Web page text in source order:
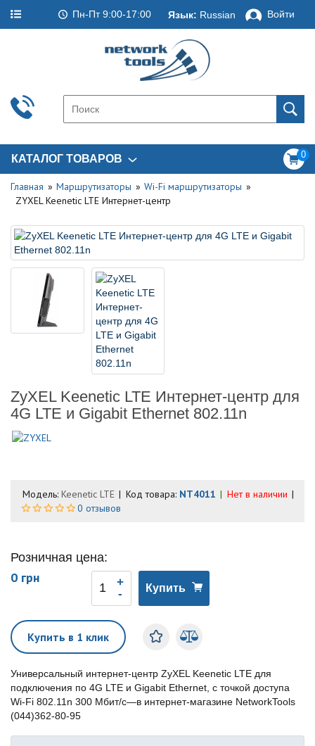
Пн-Пт 9:00-17:00 Язык: Russian Войти
КАТАЛОГ ТОВАРОВ 0
Главная Маршрутизаторы
Wi-Fi маршрутизаторы
ZYXEL Keenetic LTE Интернет-центр
ZyXEL Keenetic LTE Интернет-центр для
4G LTE и Gigabit Ethernet 802.11n
Модель: Keenetic LTE Код товара: NT4011
Нет в наличии
0 отзывов
Розничная цена:
0 грн
Купить
Купить в 1 клик
Универсальный интернет-центр ZyXEL Keenetic LTE для
подключения по 4G LTE и Gigabit Ethernet, с точкой доступа
Wi-Fi 802.11n 300 Мбит/с—в интернет-магазине NetworkTools
(044)362-80-95